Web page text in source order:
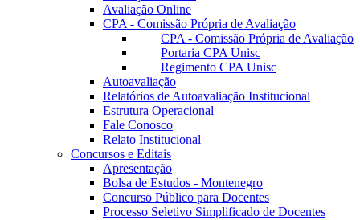
Avaliação Online
CPA - Comissão Própria de Avaliação
CPA - Comissão Própria de Avaliação
Portaria CPA Unisc
Regimento CPA Unisc
Autoavaliação
Relatórios de Autoavaliação Institucional
Estrutura Operacional
Fale Conosco
Relato Institucional
Concursos e Editais
Apresentação
Bolsa de Estudos - Montenegro
Concurso Público para Docentes
Processo Seletivo Simplificado de Docentes